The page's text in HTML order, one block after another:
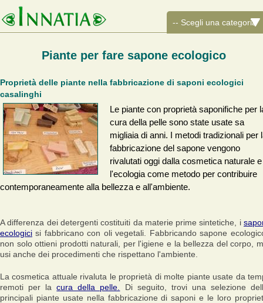
Piante per fare sapone ecologico
Proprietà delle piante nella fabbricazione di saponi ecologici
casalinghi
Le piante con proprietà saponifiche per
cura della pelle sono state usate sa
migliaia di anni. I metodi tradizionali per
fabbricazione del sapone vengono
rivalutati oggi dalla cosmetica naturale e
l'ecologia come metodo per contribuire
contemporaneamente alla bellezza e all'ambiente.
A differenza dei detergenti costituiti da materie prime sintetiche, i
ecologici si fabbricano con oli vegetali. Fabbricando sapone
non solo ottieni prodotti naturali, per l'igiene e la bellezza del corpo,
usi anche dei procedimenti che rispettano l'ambiente.
La cosmetica attuale rivaluta le proprietà di molte piante usate da
remoti per lacura della pelle.
Di seguito, trovi una selezione
principali piante usate nella fabbricazione di saponi e le loro